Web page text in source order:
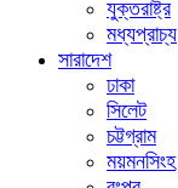
যুক্তরাষ্ট্র
মধ্যপ্রাচ্য
সারাদেশ
ঢাকা
সিলেট
চট্টগ্রাম
ময়মনসিংহ